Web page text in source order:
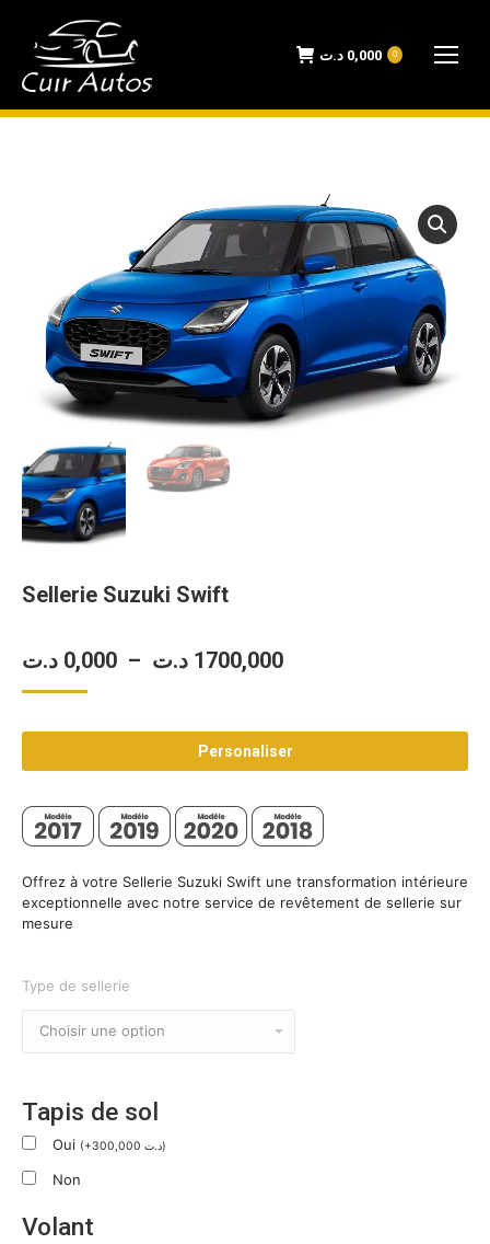
0,000 د.ت 0
Sellerie Suzuki Swift
0,000 د.ت – 1700,000 د.ت
Plage
0,000 د.تPersonaliser
Offrez à votre Sellerie Suzuki Swift une transformation intérieure
exceptionnelle avec notre service de revêtement de sellerie sur
mesure
Type de sellerie
Tapis de sol
Oui (+300,000 د.ت)
Non
Volant